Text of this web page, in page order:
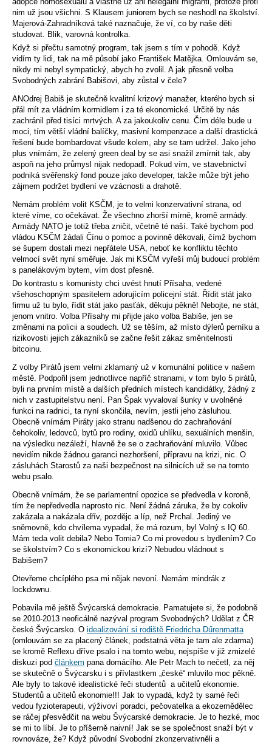
nim už jsou všichni. S Klausem juniorem bych se neshodl na školství.
Majerová-Zahradníková také naznačuje, že ví, co by naše děti
studovat. Blik, varovná kontrolka.
Když si přečtu samotný program, tak jsem s tím v pohodě. Když
vidím ty lidi, tak na mě působí jako František Matějka. Omlouvám se,
nikdy mi nebyl sympatický, abych ho zvolil. A jak přesně volba
Svobodných zabrání Babišovi, aby zůstal v čele?
ANOdrej Babiš je skutečně kvalitní krizový manažer, kterého bych si
přál mít za vládním kormidlem i za té ekonomické. Určitě by nás
zachránil před tisíci mrtvých. A za jakoukoliv cenu. Čím déle bude u
moci, tím větší vládní balíčky, masivní kompenzace a další drastická
řešení bude bombardovat všude kolem, aby se tam udržel. Jako jeho
plus vnímám, že zelený green deal by se asi snažil zmírnit tak, aby
aspoň na jeho průmysl nijak nedopadl. Pokud vím, ve stavebnictví
podniká svěřenský fond pouze jako developer, takže může být jeho
zájmem podržet bydlení ve vzácnosti a drahotě.
Nemám problém volit KSČM, je to velmi konzervativní strana, od
které víme, co očekávat. Že všechno zhorší mírně, kromě armády.
Armády NATO je totiž třeba zničit, včetně té naší. Také bychom pod
vládou KSČM žádali Čínu o pomoc a povinně děkovali, čímž bychom
se šupem dostali mezi nepřátele USA, neboť ke konfliktu těchto
velmocí svět nyní směřuje. Jak mi KSČM vyřeší můj budoucí problém
s panelákovým bytem, vím dost přesně.
Do kontrastu s komunisty chci uvést hnutí Přísaha, vedené
všehoschopným spasitelem adorujícím policejní stát. Řídit stát jako
firmu už tu bylo, řídit stát jako pasťák, děkuju pěkně! Nebojte, ne stát,
jenom vnitro. Volba Přísahy mi přijde jako volba Babiše, jen se
změnami na policii a soudech. Už se těším, až místo dýlerů perníku a
rizikovosti jejich zákazníků se začne řešit zákaz směnitelnosti
bitcoinu.
Z volby Pirátů jsem velmi zklamaný už v komunální politice v našem
městě. Podpořil jsem jednotlivce napříč stranami, v tom bylo 5 pirátů,
byli na prvním místě a dalších předních místech kandidátky, žádný z
nich v zastupitelstvu není. Pan Špak vyvaloval šunky v uvolněné
funkci na radnici, ta nyní skončila, nevím, jestli jeho zásluhou.
Obecně vnímám Piráty jako stranu nadšenou do zachraňování
čehokoliv, ledovců, bytů pro rodiny, oxidů uhlíku, sexuálních menšin,
na výsledku nezáleží, hlavně že se o zachraňování mluvilo. Vůbec
nevidím nikde žádnou garanci nezhoršení, přípravu na krizi, nic. O
zásluhách Starostů za naši bezpečnost na silnicích už se na tomto
webu psalo.
Obecně vnímám, že se parlamentní opozice se předvedla v koroně,
tím že nepředvedla naprosto nic. Není žádná záruka, že by cokoliv
zakázala a nakázala dřív, pozdějc a líp, než Prchal. Jediný ve
sněmovně, kdo chvílema vypadal, že má rozum, byl Volný s IQ 60.
Mám teda volit debila? Nebo Tomia? Co mi provedou s bydlením? Co
se školstvím? Co s ekonomickou krizí? Nebudou vládnout s
Babišem?
Otevřeme chcíplého psa mi nějak nevoní. Nemám mindrák z
lockdownu.
Pobavila mě ještě Švýcarská demokracie. Pamatujete si, že podobně
se 2010-2013 neoficálně nazýval program Svobodných? Udělat z ČR
české Švýcarsko. O idealizování si rodiště Friedricha Dűrenmatta
(omlouvám se za placený článek, podstatná věta je tam ale zdarma)
se kromě Reflexu dříve psalo i na tomto webu, nejspíše v již zmizelé
diskuzi pod článkem pana domácího. Ale Petr Mach to nečetl, za něj
se skutečně o Švýcarsku i s přívlastkem „české“ mluvilo moc pěkně.
Ale byly to takové idealistické řeči studentů a učitelů ekonomie.
Studentů a učitelů ekonomie!!! Jak to vypadá, když ty samé řeči
vedou fyzioterapeuti, výživoví poradci, pečovatelka a ekozemědělec
se ráčej přesvědčit na webu Švýcarské demokracie. Je to hezké, moc
se mi to líbí. Je to příšerně naivní! Jak se se společnost snaží být v
rovnováze, že? Když původní Svobodní zkonzervativněli a